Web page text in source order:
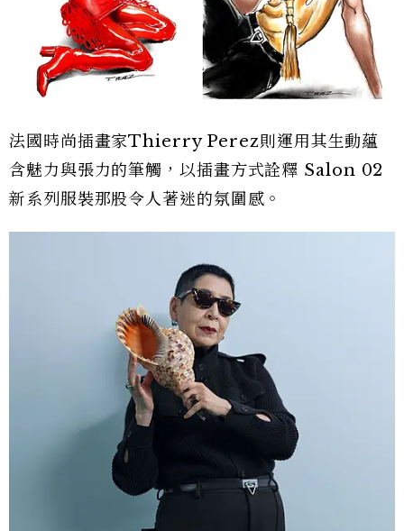
法國時尚插畫家Thierry Perez則運用其生動蘊
含魅力與張力的筆觸，以插畫方式詮釋 Salon 02
新系列服裝那股令人著迷的氛圍感。